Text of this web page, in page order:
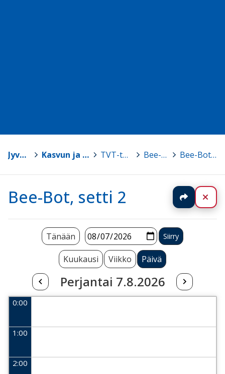
Jyväskylä Kasvun ja oppimisen TVT-tuki > TVT-tarvikelainaamo > Bee-Bot -robotit > Bee-Bot, setti 2
Bee-Bot, setti 2 Jaa
Kuukausi Viikko Päivä
Perjantai 7.8.2026
Tänään
0:00
1:00
2:00